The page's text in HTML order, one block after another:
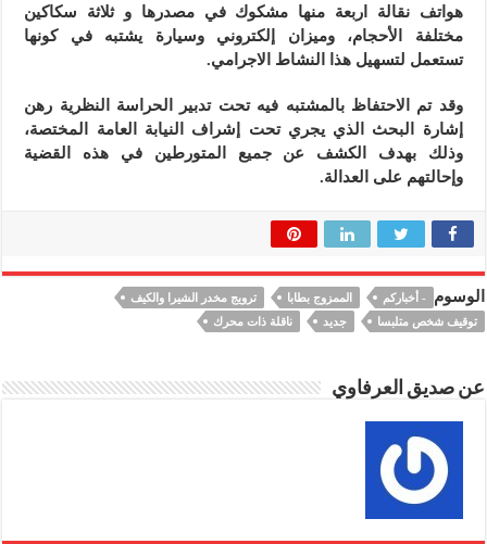
هواتف نقالة اربعة منها مشكوك في مصدرها و ثلاثة سكاكين
مختلفة الأحجام، وميزان إلكتروني وسيارة يشتبه في كونها
تستعمل لتسهيل هذا النشاط الاجرامي.
وقد تم الاحتفاظ بالمشتبه فيه تحت تدبير الحراسة النظرية رهن
إشارة البحث الذي يجري تحت إشراف النيابة العامة المختصة،
وذلك بهدف الكشف عن جميع المتورطين في هذه القضية
وإحالتهم على العدالة.
الوسوم - أخباركم الممزوج بطابا
ترويج مخدر الشيرا والكيف
توقيف شخص متلبسا
جديد ناقلة ذات محرك
عن صديق العرفاوي